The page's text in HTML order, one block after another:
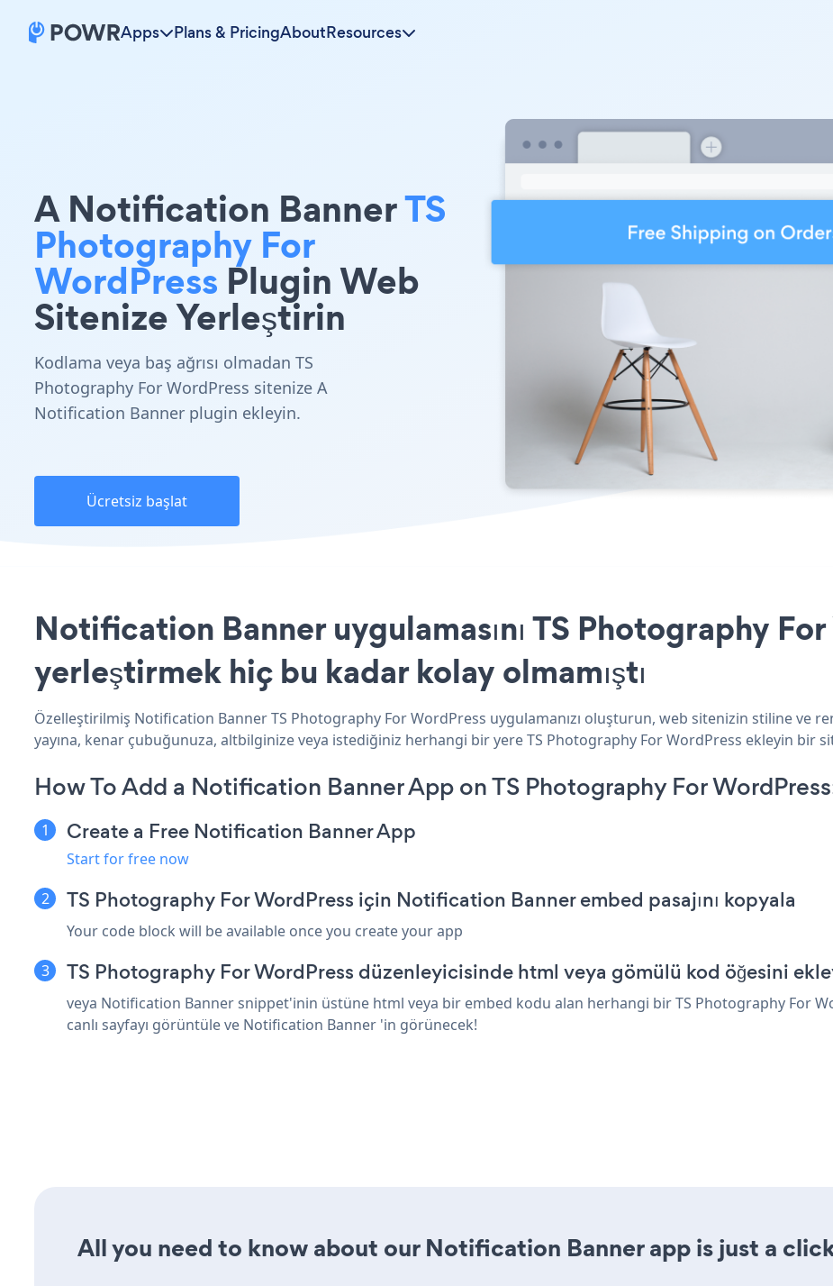
Apps Plans & PricingAboutResources
A Notification BannerTS
Photography For
WordPress Plugin Web
Sitenize Yerleştirin
Kodlama veya baş ağrısı olmadan TS
Photography For WordPress sitenize A
Notification Banner plugin ekleyin.
Ücretsiz başlat
Notification Banner uygulamasını TS Photography
yerleştirmek hiç bu kadar kolay olmamıştı
Özelleştirilmiş Notification Banner TS Photography For WordPress uygulamanızı oluşturun, web sitenizin stiline ve
yayına, kenar çubuğunuza, altbilginize veya istediğiniz herhangi bir yere TS Photography For WordPress ekleyin bir
How To Add a Notification Banner App on TS Photography For
Create a Free Notification Banner App
Start for free now
TS Photography For WordPress için Notification Banner embed pasajını kopyala
Your code block will be available once you create your app
TS Photography For WordPress düzenleyicisinde html veya gömülü kod öğesini
veya Notification Banner snippet'inin üstüne html veya bir embed kodu alan herhangi bir TS Photography For
canlı sayfayı görüntüle ve Notification Banner 'in görünecek!
All you need to know about our Notification Banner app is just a